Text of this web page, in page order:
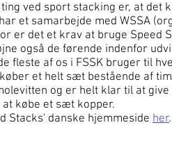
ting ved sport stacking er, at
et samarbejde med WSSA
er det et krav at bruge Speed
også de førende indenfor
fleste af os i FSSK bruger til
et helt sæt bestående af
og er helt klar til at
købe et sæt kopper.
Stacks' danske hjemmeside her.